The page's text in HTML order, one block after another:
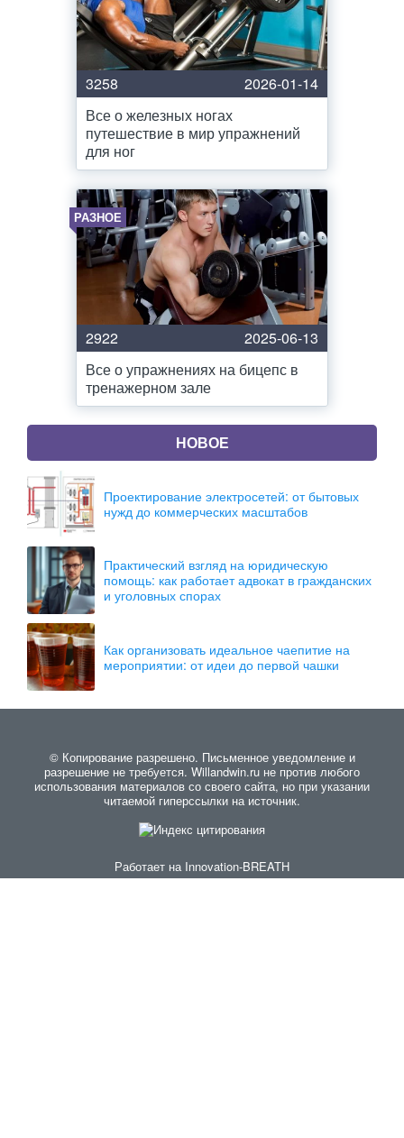
3258
2026-01-14
Все о железных ногах
путешествие в мир упражнений
для ног
РАЗНОЕ
2922
2025-06-13
Все о упражнениях на бицепс в
тренажерном зале
НОВОЕ
Проектирование электросетей: от бытовых
нужд до коммерческих масштабов
Практический взгляд на юридическую
помощь: как работает адвокат в гражданских
и уголовных спорах
Как организовать идеальное чаепитие на
мероприятии: от идеи до первой чашки
© Копирование разрешено. Письменное уведомление и
разрешение не требуется. Willandwin.ru не против любого
использования материалов со своего сайта, но при указании
читаемой гиперссылки на источник.
Работает на Innovation-BREATH